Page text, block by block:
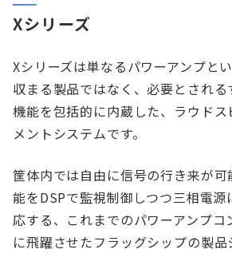
導入事例
お問い合わせ
Xシリーズ
Xシリーズは単なるパワーアンプと
収まる製品ではなく、必要とされる
機能を包括的に内蔵した、ラウド
メントシステムです。
筐体内では自由に信号の行き来が可
能をDSPで監視制御しつつ三相電源
応する、これまでのパワーアンプコ
に飛躍させたフラッグシップの製品